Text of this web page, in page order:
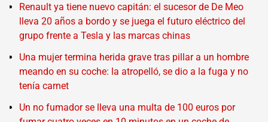
Renault ya tiene nuevo capitán: el sucesor de De Meo
lleva 20 años a bordo y se juega el futuro eléctrico del
grupo frente a Tesla y las marcas chinas
Una mujer termina herida grave tras pillar a un hombre
meando en su coche: la atropelló, se dio a la fuga y no
tenía carnet
Un no fumador se lleva una multa de 100 euros por